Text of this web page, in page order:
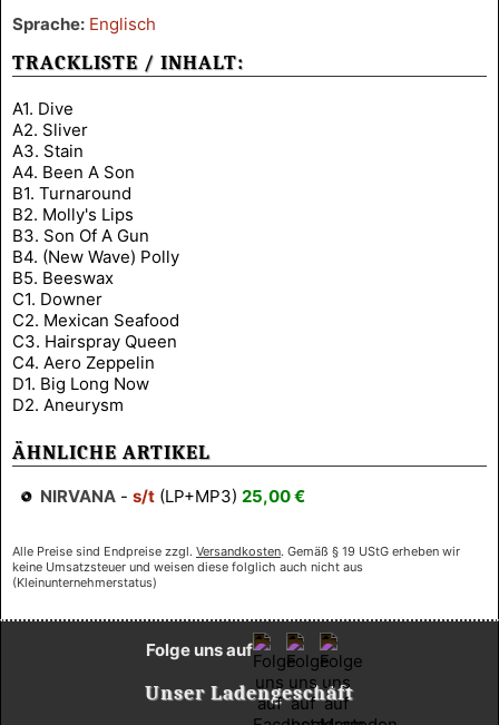
Sprache: Englisch
TRACKLISTE / INHALT:
A1. Dive
A2. Sliver
A3. Stain
A4. Been A Son
B1. Turnaround
B2. Molly's Lips
B3. Son Of A Gun
B4. (New Wave) Polly
B5. Beeswax
C1. Downer
C2. Mexican Seafood
C3. Hairspray Queen
C4. Aero Zeppelin
D1. Big Long Now
D2. Aneurysm
ÄHNLICHE ARTIKEL
NIRVANA - s/t (LP+MP3) 25,00 €
Alle Preise sind Endpreise zzgl. Versandkosten. Gemäß § 19 UStG erheben wir
keine Umsatzsteuer und weisen diese folglich auch nicht aus
(Kleinunternehmerstatus)
Unser Ladengeschäft
Folge uns auf